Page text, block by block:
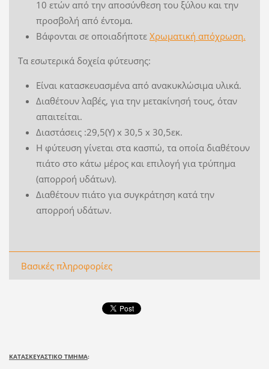
10 ετών από την αποσύνθεση του ξύλου και την
προσβολή από έντομα.
Βάφονται σε οποιαδήποτε Xρωματική απόχρωση.
Τα εσωτερικά δοχεία φύτευσης:
Είναι κατασκευασμένα από ανακυκλώσιμα υλικά.
Διαθέτουν λαβές, για την μετακίνησή τους, όταν
απαιτείται.
Διαστάσεις :29,5(Υ) x 30,5 x 30,5εκ.
Η φύτευση γίνεται στα κασπώ, τα οποία διαθέτουν
πιάτο στο κάτω μέρος και επιλογή για τρύπημα
(απορροή υδάτων).
Διαθέτουν πιάτο για συγκράτηση κατά την
απορροή υδάτων.
Βασικές πληροφορίες
ΚΑΤΑΣΚΕΥΑΣΤΙΚΟ ΤΜΗΜΑ: